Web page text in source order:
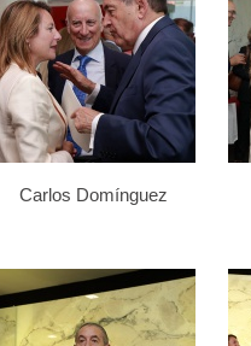
Carlos Domínguez